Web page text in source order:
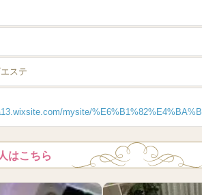
ステ
mysite/
はこちら